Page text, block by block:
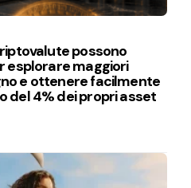
possono
esplorare maggiori
e ottenere facilmente
del 4% dei propri asset